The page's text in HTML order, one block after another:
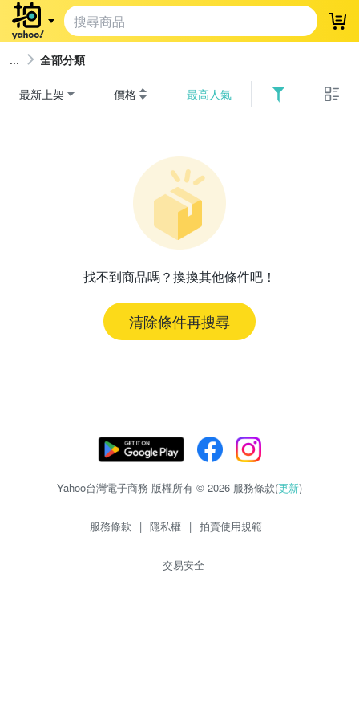
登
全部分類
最新上架 價格 最高人氣
找不到商品嗎？換換其他條件吧！
清除條件再搜尋
Yahoo台灣電子商務 版權所有 © 2026 服務條款(更新)
服務條款 | 隱私權 | 拍賣使用規範
交易安全